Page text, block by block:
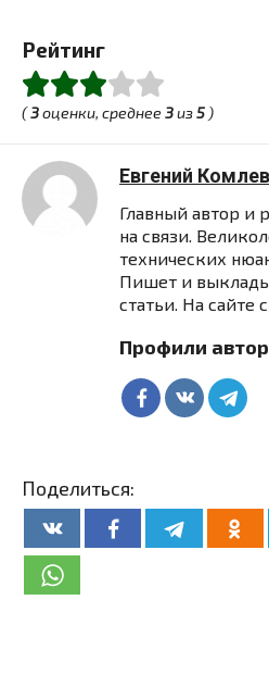
Рейтинг
(3оценки, среднее3из5 )
Евгений Комлев
Главный автор и
на связи.
технических
Пишет и
статьи. На сайте
Профили
Поделиться: